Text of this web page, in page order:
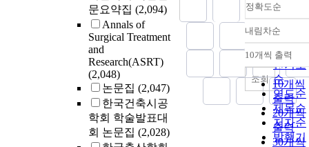
문요약집 (2,094)
Annals of
Surgical Treatment
and
Research(ASRT)
(2,048)
논문집 (2,047)
한국건축시공
학회 학술발표대
회 논문집 (2,028)
정확도순
정확도
순
인기도
순
연도순
제목순
저자순
발행기
내림차순
내림차
10개씩 출력
10개씩
출력
20개씩
출력
30개씩
조회